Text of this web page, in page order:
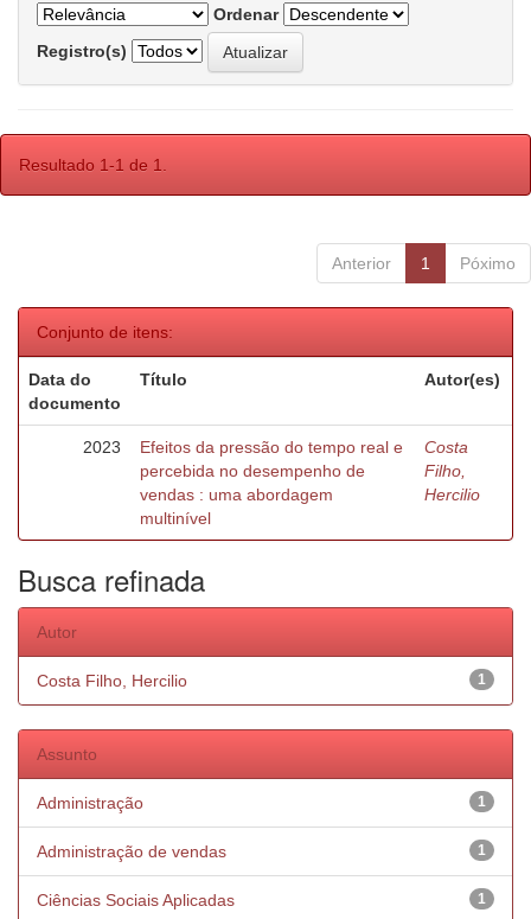
Ordenar
Registro(s)
Resultado 1-1 de 1.
Anterior 1 Póximo
Conjunto de itens:
Data do
documento
Título Autor(es)
2023
Efeitos da pressão do tempo real e
percebida no desempenho de
vendas : uma abordagem
multinível
Costa
Filho,
Hercilio
Busca refinada
Autor
1
Costa Filho, Hercilio
Assunto
1
Administração
1
Administração de vendas
1
Ciências Sociais Aplicadas